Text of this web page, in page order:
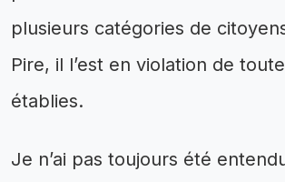
plusieurs catégories de
Pire, il l’est en violation de
établies.
Je n’ai pas toujours été